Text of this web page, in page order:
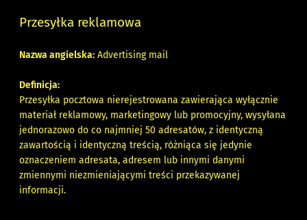
Przesyłka reklamowa
Nazwa angielska: Advertising mail
Definicja:
Przesyłka pocztowa nierejestrowana zawierająca wyłącznie
materiał reklamowy, marketingowy lub promocyjny, wysyłana
jednorazowo do co najmniej 50 adresatów, z identyczną
zawartością i identyczną treścią, różniąca się jedynie
oznaczeniem adresata, adresem lub innymi danymi
zmiennymi niezmieniającymi treści przekazywanej
informacji.